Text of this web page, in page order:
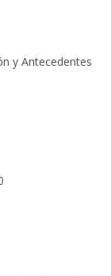
y Antecedentes